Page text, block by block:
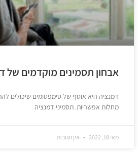
אבחון תסמינים מוקדמים של
דמנציה היא אוסף של סימפטומים שיכולים
מחלות אפשריות. תסמיני דמנציה
מאי 18, 2022 אין תגובות